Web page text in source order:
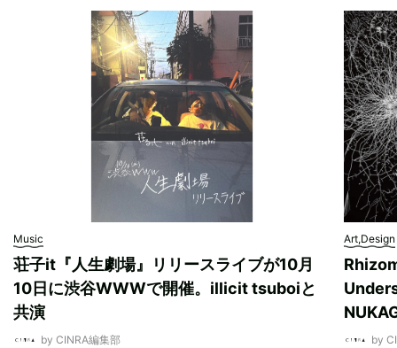
Music
荘子it『人生劇場』リリースライブが10月
10日に渋谷WWWで開催。illicit tsuboiと
共演
by CINRA編集部
Art,Design
by